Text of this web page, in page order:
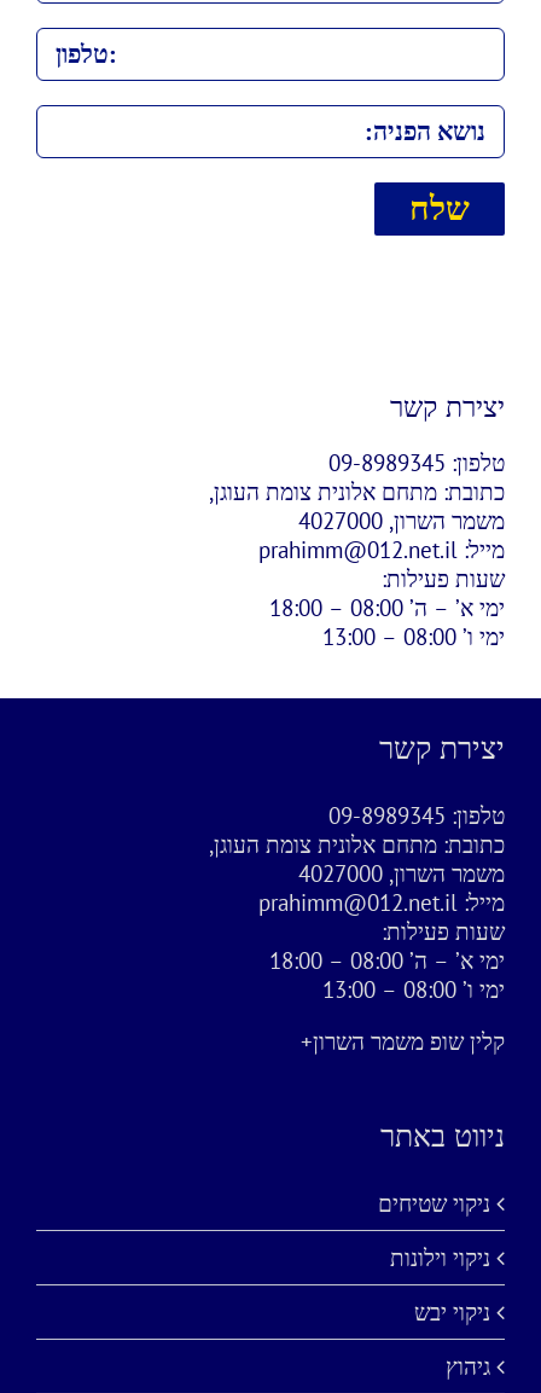
יצירת קשר
טלפון: 09-8989345
כתובת: מתחם אלונית צומת העוגן,
משמר השרון, 4027000
מייל: prahimm@012.net.il
שעות פעילות:
ימי א’ – ה’ 08:00 – 18:00
ימי ו’ 08:00 – 13:00
יצירת קשר
טלפון: 09-8989345
כתובת: מתחם אלונית צומת העוגן,
משמר השרון, 4027000
מייל: prahimm@012.net.il
שעות פעילות:
ימי א’ – ה’ 08:00 – 18:00
ימי ו’ 08:00 – 13:00
קלין שופ משמר השרון+
ניווט באתר
ניקוי שטיחים
ניקוי וילונות
ניקוי יבש
גיהוץ